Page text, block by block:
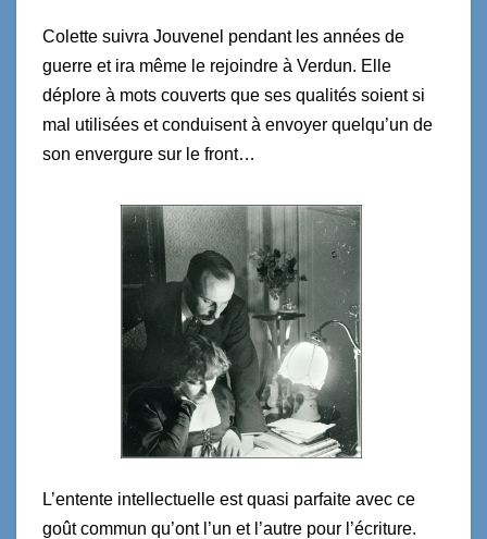
Colette suivra Jouvenel pendant les années de
guerre et ira même le rejoindre à Verdun. Elle
déplore à mots couverts que ses qualités soient si
mal utilisées et conduisent à envoyer quelqu’un de
son envergure sur le front…
L’entente intellectuelle est quasi parfaite avec ce
goût commun qu’ont l’un et l’autre pour l’écriture.